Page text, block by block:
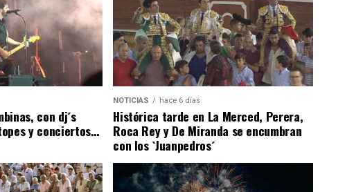
con dj´s
y conciertos…
NOTICIAS hace 6 días
Histórica tarde en La Merced, Perera,
Roca Rey y De Miranda se encumbran
con los `Juanpedros´